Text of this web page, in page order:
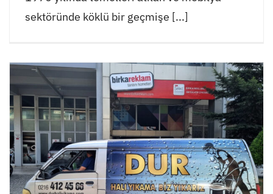
sektöründe köklü bir geçmişe [...]